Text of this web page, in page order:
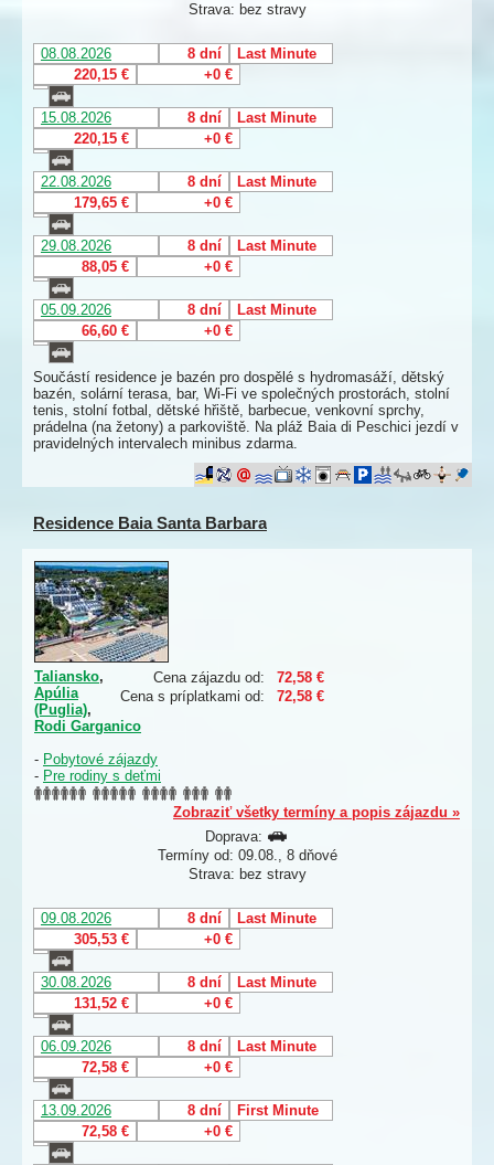
Strava: bez stravy
08.08.2026 8 dní
Last Minute
220,15 €
+0 €
15.08.2026 8 dní
Last Minute
220,15 €
+0 €
22.08.2026 8 dní
Last Minute
179,65 €
+0 €
29.08.2026 8 dní
Last Minute
88,05 €
+0 €
05.09.2026 8 dní
Last Minute
66,60 €
+0 €
Součástí residence je bazén pro dospělé s hydromasáží, dětský
bazén, solární terasa, bar, Wi-Fi ve společných prostorách, stolní
tenis, stolní fotbal, dětské hřiště, barbecue, venkovní sprchy,
prádelna (na žetony) a parkoviště. Na pláž Baia di Peschici jezdí v
pravidelných intervalech minibus zdarma.
Residence Baia Santa Barbara
Cena zájazdu od:
72,58 €
Cena s príplatkami od:
72,58 €
Taliansko,
Apúlia
(Puglia),
Rodi Garganico
- Pobytové zájazdy
- Pre rodiny s deťmi
Zobraziť všetky termíny a popis zájazdu »
Doprava:
Termíny od: 09.08., 8 dňové
Strava: bez stravy
09.08.2026 8 dní
Last Minute
305,53 €
+0 €
30.08.2026 8 dní
Last Minute
131,52 €
+0 €
06.09.2026 8 dní
Last Minute
72,58 €
+0 €
13.09.2026 8 dní
First Minute
72,58 €
+0 €